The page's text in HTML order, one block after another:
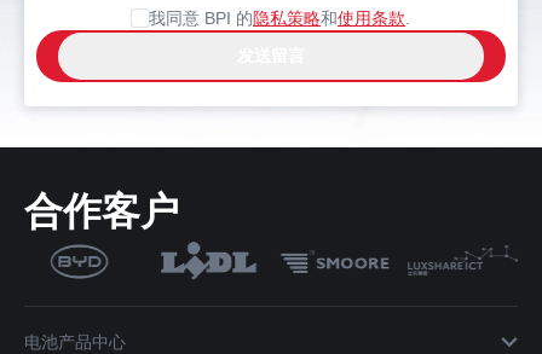
我同意 BPI 的隐私策略和使用条款
合作客户
电池产品中心